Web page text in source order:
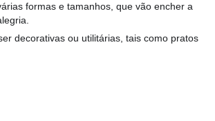
formas e tamanhos, que vão encher a
decorativas ou utilitárias, tais como pratos